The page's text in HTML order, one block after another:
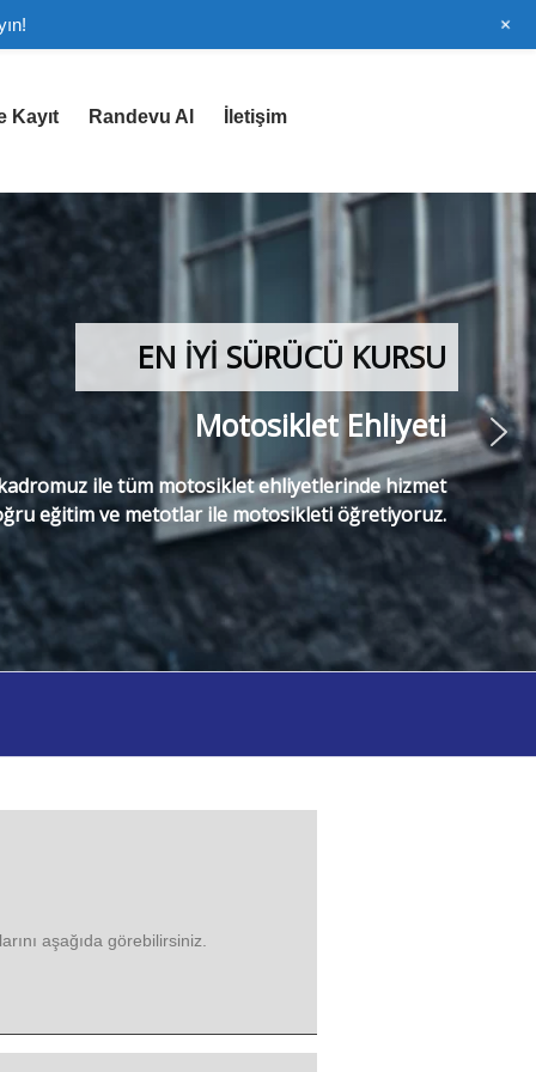
Kayıt Randevu Al İletişim
EN İYİ SÜRÜCÜ KURSU
Motosiklet Ehliyeti
ile tüm motosiklet ehliyetlerinde hizmet
eğitim ve metotlar ile motosikleti öğretiyoruz.
aşağıda görebilirsiniz.
+